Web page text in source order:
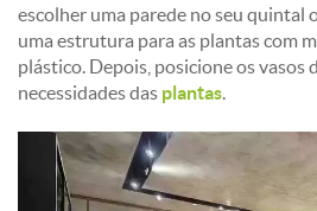
escolher uma parede no seu quintal
uma estrutura para as plantas com
plástico. Depois, posicione os vasos
necessidades das plantas.